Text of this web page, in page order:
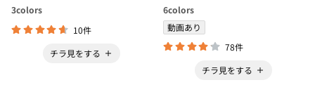
3colors
10件
チラ見をする
6colors
動画あり
78件
チラ見をする